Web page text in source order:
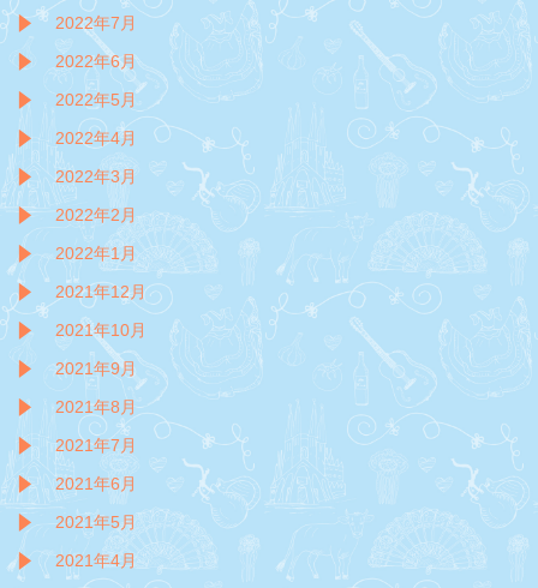
2022年7月
2022年6月
2022年5月
2022年4月
2022年3月
2022年2月
2022年1月
2021年12月
2021年10月
2021年9月
2021年8月
2021年7月
2021年6月
2021年5月
2021年4月